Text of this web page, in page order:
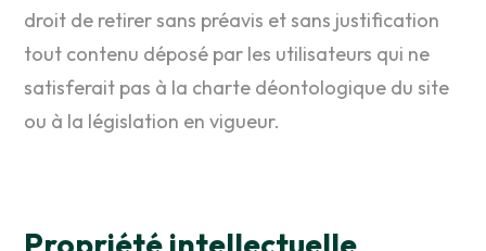
droit de retirer sans préavis et sans justification
tout contenu déposé par les utilisateurs qui ne
satisferait pas à la charte déontologique du site
ou à la législation en vigueur.